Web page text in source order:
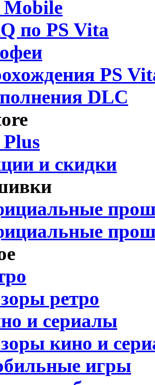
Mobile
по PS Vita
PS
DLC
Plus
и скидки
ретро
и сериалы
кино и
игры